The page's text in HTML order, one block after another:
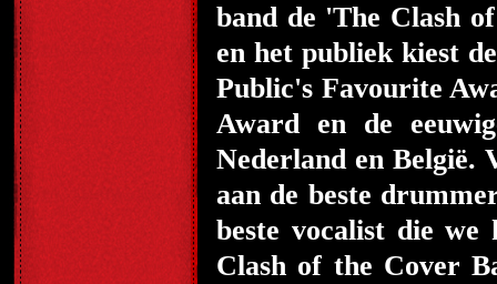
band de 'The Clash
en het publiek kiest
Public's Favourite
Award en de
Nederland en België.
aan de beste
beste vocalist die we
Clash of the Cover